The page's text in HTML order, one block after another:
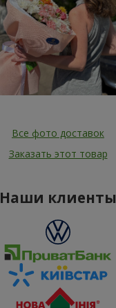
Все фото доставок
Заказать этот товар
Наши клиенты